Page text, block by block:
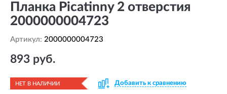
Планка Picatinny 2 отверстия
2000000004723
Артикул: 2000000004723
893 руб.
НЕТ В НАЛИЧИИ Добавить к сравнению